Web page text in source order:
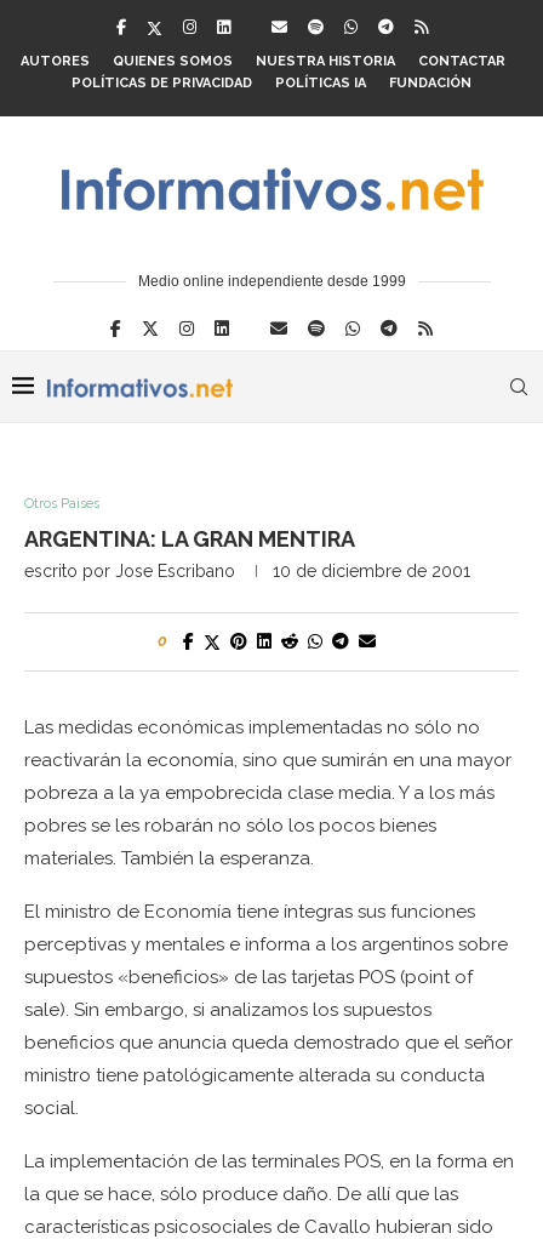
AUTORES QUIENES SOMOS NUESTRA HISTORIA
CONTACTAR
POLÍTICAS DE PRIVACIDAD
POLÍTICAS IA FUNDACIÓN
Medio online independiente desde 1999
Otros Paises
ARGENTINA: LA GRAN MENTIRA
escrito por Jose Escribano 10 de diciembre de 2001
0
Las medidas económicas implementadas no sólo no
reactivarán la economía, sino que sumirán en una mayor
pobreza a la ya empobrecida clase media. Y a los más
pobres se les robarán no sólo los pocos bienes
materiales. También la esperanza.
El ministro de Economía tiene íntegras sus funciones
perceptivas y mentales e informa a los argentinos sobre
supuestos «beneficios» de las tarjetas POS (point of
sale). Sin embargo, si analizamos los supuestos
beneficios que anuncia queda demostrado que el señor
ministro tiene patológicamente alterada su conducta
social.
La implementación de las terminales POS, en la forma en
la que se hace, sólo produce daño. De allí que las
características psicosociales de Cavallo hubieran sido